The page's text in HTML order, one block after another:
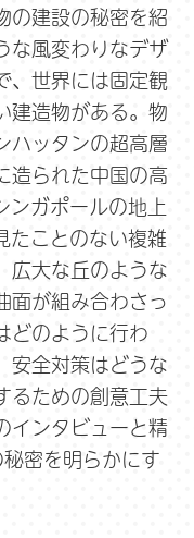
の建設の秘密を紹
な風変わりなデザ
、世界には固定観
建造物がある。物
ハッタンの超高層
造られた中国の高
ガポールの地上
ことのない複雑
広大な丘のような
面が組み合わさっ
どのように行わ
安全対策はどうな
るための創意工夫
インタビューと精
密を明らかにす